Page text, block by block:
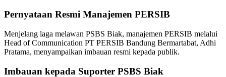
Pernyataan Resmi Manajemen PERSIB
Menjelang laga melawan PSBS Biak, manajemen PERSIB melalui
Head of Communication PT PERSIB Bandung Bermartabat, Adhi
Pratama, menyampaikan imbauan resmi kepada publik.
Imbauan kepada Suporter PSBS Biak